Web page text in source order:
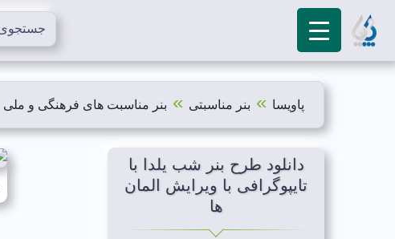
پاویسا » بنر مناسبتی » بنر مناسبت های فرهنگی و ملی
دانلود طرح بنر شب یلدا با
تایپوگرافی با ویرایش المان
ها